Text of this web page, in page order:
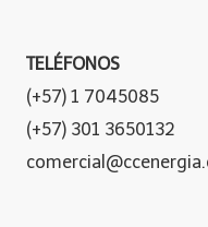
TELÉFONOS
(+57) 1 7045085
(+57) 301 3650132